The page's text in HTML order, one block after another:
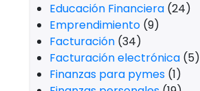
Educación Financiera (24)
Emprendimiento (9)
Facturación (34)
Facturación electrónica (5)
Finanzas para pymes (1)